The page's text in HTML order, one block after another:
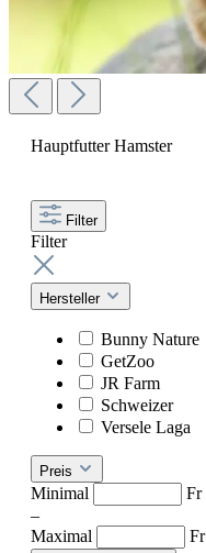
Hauptfutter Hamster
Filter
Filter
Hersteller
Bunny Nature
GetZoo
JR Farm
Schweizer
Versele Laga
Preis
Minimal
Fr
–
Maximal
Fr